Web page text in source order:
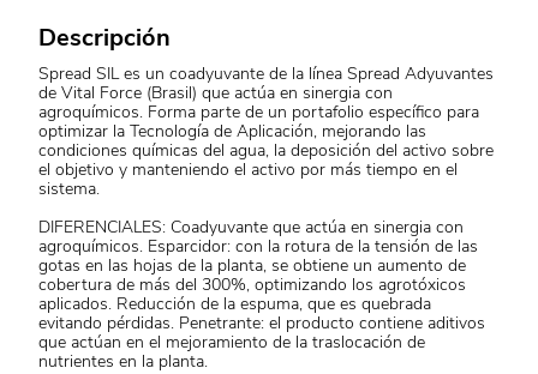
Descripción
Spread SIL es un coadyuvante de la línea Spread Adyuvantes
de Vital Force (Brasil) que actúa en sinergia con
agroquímicos. Forma parte de un portafolio específico para
optimizar la Tecnología de Aplicación, mejorando las
condiciones químicas del agua, la deposición del activo sobre
el objetivo y manteniendo el activo por más tiempo en el
sistema.
DIFERENCIALES: Coadyuvante que actúa en sinergia con
agroquímicos. Esparcidor: con la rotura de la tensión de las
gotas en las hojas de la planta, se obtiene un aumento de
cobertura de más del 300%, optimizando los agrotóxicos
aplicados. Reducción de la espuma, que es quebrada
evitando pérdidas. Penetrante: el producto contiene aditivos
que actúan en el mejoramiento de la traslocación de
nutrientes en la planta.